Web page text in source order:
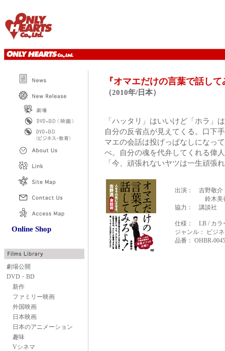
Online Shop
劇場公開
DVD・BD
新作
ファミリー映画
外国映画
日本映画
日本のアニメーション
趣味
Vシネマ
『オマエだけの言葉で話して
（2010年/日本）
「ハッタリ」はいいけど「ホラ」
自分の反省点が見えてくる。口下
マエの会話は投げっぱなしになっ
べ。自分の魂を代弁してくれる偉
「今、頑張れないヤツは一生頑張
出演： 吉野敬介
鈴木美
協力： 講談社
仕様： LB / カラ
ジャンル： ビ
品番： OHBR-0045